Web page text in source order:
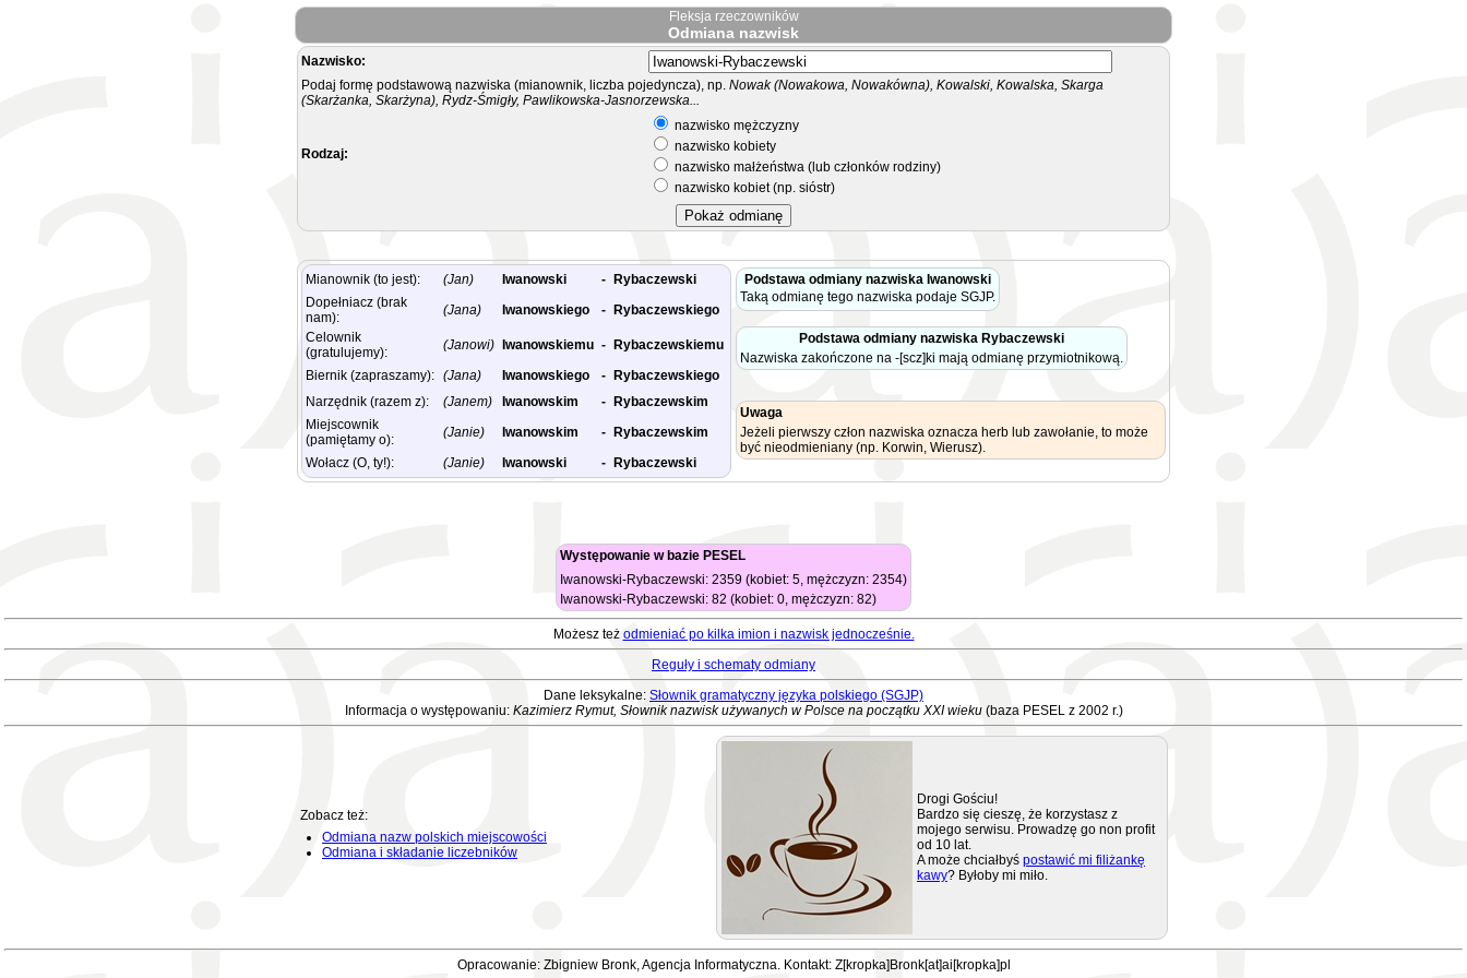
Fleksja rzeczowników
Odmiana nazwisk
Nazwisko:
Podaj formę podstawową nazwiska (mianownik, liczba pojedyncza), np. Nowak (Nowakowa, Nowakówna), Kowalski, Kowalska, Skarga
(Skarżanka, Skarżyna), Rydz-Śmigły, Pawlikowska-Jasnorzewska...
Rodzaj:
nazwisko mężczyzny
nazwisko kobiety
nazwisko małżeństwa (lub członków rodziny)
nazwisko kobiet (np. sióstr)
Mianownik (to jest): (Jan) Iwanowski -
Rybaczewski
Dopełniacz (brak
nam):
(Jana) Iwanowskiego -
Rybaczewskiego
Celownik
(gratulujemy):
(Janowi) Iwanowskiemu -
Rybaczewskiemu
Biernik (zapraszamy): (Jana) Iwanowskiego -
Rybaczewskiego
Narzędnik (razem z):
(Janem) Iwanowskim -
Rybaczewskim
Miejscownik
(pamiętamy o):
(Janie) Iwanowskim -
Rybaczewskim
Wołacz (O, ty!):
(Janie) Iwanowski - Rybaczewski
Podstawa odmiany nazwiska Iwanowski
Taką odmianę tego nazwiska podaje SGJP.
Podstawa odmiany nazwiska Rybaczewski
Nazwiska zakończone na -[scz]ki mają odmianę przymiotnikową.
Uwaga
Jeżeli pierwszy człon nazwiska oznacza herb lub zawołanie, to może
być nieodmieniany (np. Korwin, Wierusz).
Występowanie w bazie PESEL
Iwanowski-Rybaczewski: 2359 (kobiet: 5, mężczyzn: 2354)
Iwanowski-Rybaczewski: 82 (kobiet: 0, mężczyzn: 82)
Możesz też odmieniać po kilka imion i nazwisk jednocześnie.
Reguły i schematy odmiany
Dane leksykalne: Słownik gramatyczny języka polskiego (SGJP)
Informacja o występowaniu: Kazimierz Rymut, Słownik nazwisk używanych w Polsce na początku XXI wieku(baza PESEL z 2002 r.)
Zobacz też:
Odmiana nazw polskich miejscowości
Odmiana i składanie liczebników
Drogi Gościu!
Bardzo się cieszę, że korzystasz z
mojego serwisu. Prowadzę go non profit
od 10 lat.
A może chciałbyś postawić mi filiżankę
kawy? Byłoby mi miło.
Opracowanie: Zbigniew Bronk, Agencja Informatyczna. Kontakt: Z[kropka]Bronk[at]ai[kropka]pl